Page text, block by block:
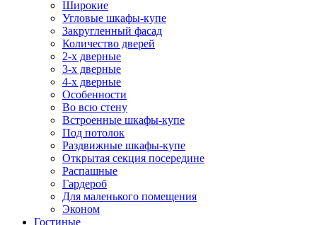
Широкие
Угловые шкафы-купе
Закругленный фасад
Количество дверей
2-х дверные
3-х дверные
4-х дверные
Особенности
Во всю стену
Встроенные шкафы-купе
Под потолок
Раздвижные шкафы-купе
Открытая секция посередине
Распашные
Гардероб
Для маленького помещения
Эконом
Гостиные